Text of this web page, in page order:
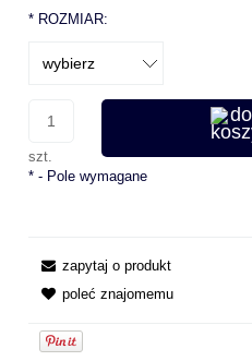
* ROZMIAR:
szt.
* - Pole wymagane
zapytaj o produkt
poleć znajomemu